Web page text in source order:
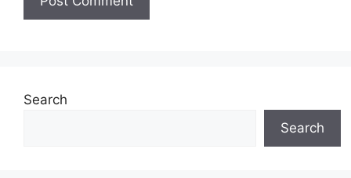
Search
Search